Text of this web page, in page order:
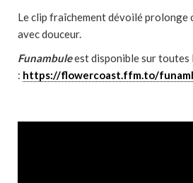
Le clip fraîchement dévoilé prolonge
avec douceur.
Funambuleest disponible sur toutes
: https://flowercoast.ffm.to/